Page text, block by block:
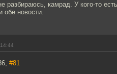
разбираюсь, камрад. У кого-то
обе новости.
#81